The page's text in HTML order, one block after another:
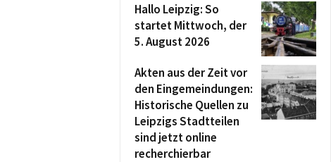
Hallo Leipzig: So
startet Mittwoch, der
5. August 2026
Akten aus der Zeit vor
den Eingemeindungen:
Historische Quellen zu
Leipzigs Stadtteilen
sind jetzt online
recherchierbar